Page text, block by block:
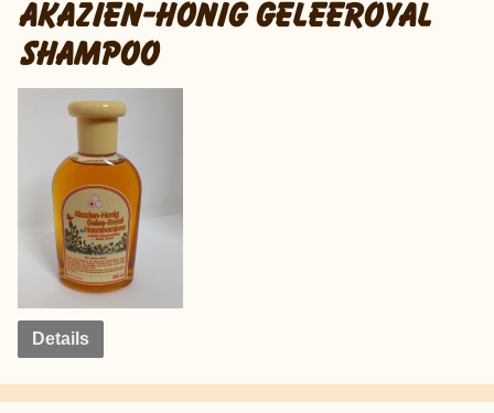
AKAZIEN-HONIG GELEEROYAL
SHAMPOO
Details